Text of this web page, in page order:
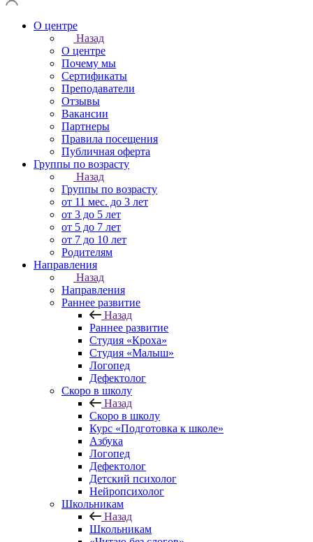
О центре
Назад
О центре
Почему мы
Сертификаты
Преподаватели
Отзывы
Вакансии
Партнеры
Правила посещения
Публичная оферта
Группы по возрасту
Назад
Группы по возрасту
от 11 мес. до 3 лет
от 3 до 5 лет
от 5 до 7 лет
от 7 до 10 лет
Родителям
Направления
Назад
Направления
Раннее развитие
Назад
Раннее развитие
Студия «Кроха»
Студия «Малыш»
Логопед
Дефектолог
Скоро в школу
Назад
Скоро в школу
Курс «Подготовка к школе»
Азбука
Логопед
Дефектолог
Детский психолог
Нейропсихолог
Школьникам
Назад
Школьникам